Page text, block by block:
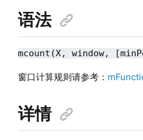
语法
mcount(X, window,
窗口计算规则请参考：
详情